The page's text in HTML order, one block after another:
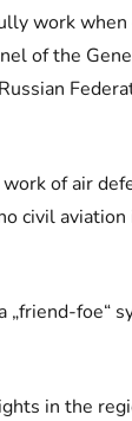
work
of the
of air
civil
„friend-foe“
in the